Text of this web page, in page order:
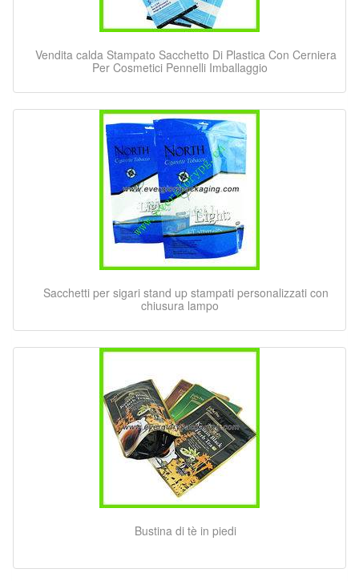
Vendita calda Stampato Sacchetto Di Plastica Con Cerniera
Per Cosmetici Pennelli Imballaggio
Sacchetti per sigari stand up stampati personalizzati con
chiusura lampo
Bustina di tè in piedi